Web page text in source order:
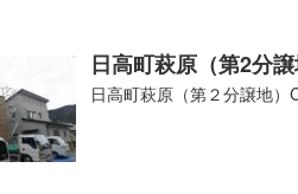
日高町萩原（第2分
日高町萩原（第２分譲地）